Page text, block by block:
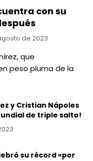
con su
de 2023
que
peso pluma de la
y Cristian Nápoles
de triple salto!
su récord «por